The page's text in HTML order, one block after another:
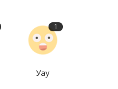
1
Уау